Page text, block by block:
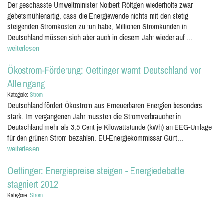
Der geschasste Umweltminister Norbert Röttgen wiederholte zwar
gebetsmühlenartig, dass die Energiewende nichts mit den stetig
steigenden Stromkosten zu tun habe, Millionen Stromkunden in
Deutschland müssen sich aber auch in diesem Jahr wieder auf ...
weiterlesen
Ökostrom-Förderung: Oettinger warnt Deutschland vor
Alleingang
Kategorie: Strom
Deutschland fördert Ökostrom aus Erneuerbaren Energien besonders
stark. Im vergangenen Jahr mussten die Stromverbraucher in
Deutschland mehr als 3,5 Cent je Kilowattstunde (kWh) an EEG-Umlage
für den grünen Strom bezahlen. EU-Energiekommissar Günt...
weiterlesen
Oettinger: Energiepreise steigen - Energiedebatte
stagniert 2012
Kategorie: Strom